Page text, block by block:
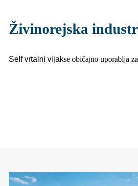
Živinorejska
Self vrtalni vijakse običajno uporablja